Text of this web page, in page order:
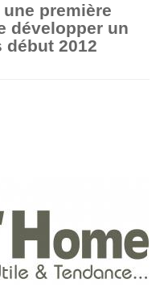
une première
développer un
début 2012